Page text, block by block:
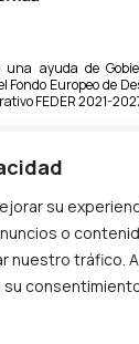
su
o
nuestro tráfico.
su
ayuda de
Europeo de
FEDER 2021-
una ayuda para la
y
financiado por la
colaboración del